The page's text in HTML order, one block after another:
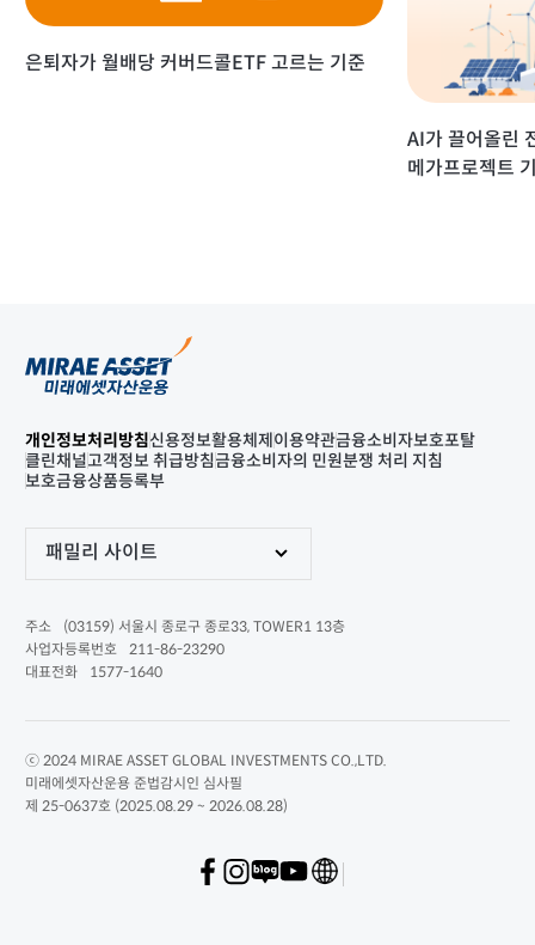
은퇴자가 월배당 커버드콜ETF 고르는 기준
AI가 끌어올린
메가프로젝트
개인정보처리방침신용정보활용체제 이용약관금융소비자보호포탈
클린채널고객정보 취급방침금융소비자의 민원분쟁 처리 지침
보호금융상품등록부
패밀리 사이트
주소
(03159) 서울시 종로구 종로33, TOWER1 13층
사업자등록번호
211-86-23290
대표전화
1577-1640
ⓒ 2024 MIRAE ASSET GLOBAL INVESTMENTS CO.,LTD.
미래에셋자산운용 준법감시인 심사필
제 25-0637호 (2025.08.29 ~ 2026.08.28)